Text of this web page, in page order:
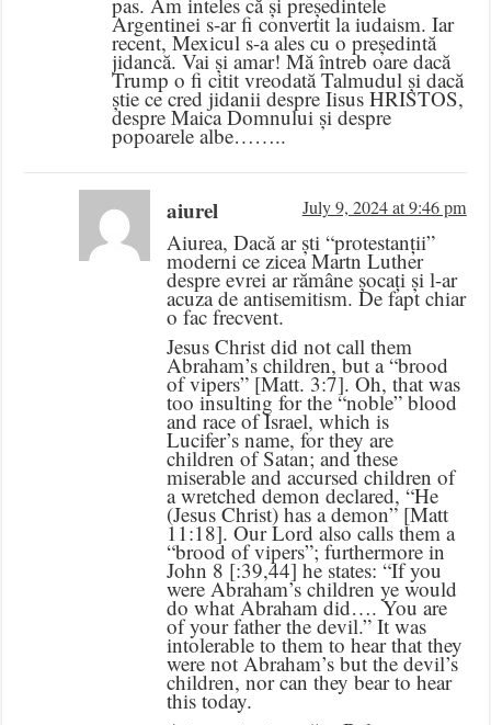
Argentinei s-ar fi convertit la iudaism. Iar
recent, Mexicul s-a ales cu o președintă
jidancă. Vai și amar! Mă întreb oare dacă
Trump o fi citit vreodată Talmudul și dacă
știe ce cred jidanii despre Iisus HRISTOS,
despre Maica Domnului și despre
popoarele albe……..
aiurel July 9, 2024 at 9:46 pm
Aiurea, Dacă ar ști “protestanții”
moderni ce zicea Martn Luther
despre evrei ar rămâne șocați și l-ar
acuza de antisemitism. De fapt chiar
o fac frecvent.
Jesus Christ did not call them
Abraham’s children, but a “brood
of vipers” [Matt. 3:7]. Oh, that was
too insulting for the “noble” blood
and race of Israel, which is
Lucifer’s name, for they are
children of Satan; and these
miserable and accursed children of
a wretched demon declared, “He
(Jesus Christ) has a demon” [Matt
11:18]. Our Lord also calls them a
“brood of vipers”; furthermore in
John 8 [:39,44] he states: “If you
were Abraham’s children ye would
do what Abraham did…. You are
of your father the devil.” It was
intolerable to them to hear that they
were not Abraham’s but the devil’s
children, nor can they bear to hear
this today.